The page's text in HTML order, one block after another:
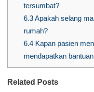
tersumbat?
6.3Apakah selang
rumah?
6.4Kapan pasien
mendapatkan
Related Posts